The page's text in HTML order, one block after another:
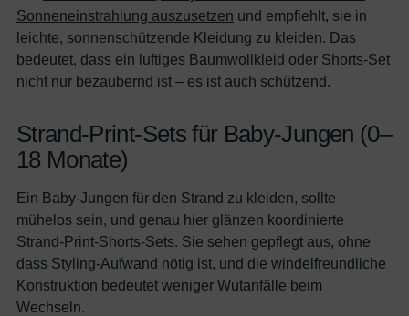
Sonneneinstrahlung auszusetzen und empfiehlt, sie in
leichte, sonnenschützende Kleidung zu kleiden. Das
bedeutet, dass ein luftiges Baumwollkleid oder Shorts-Set
nicht nur bezaubernd ist – es ist auch schützend.
Strand-Print-Sets für Baby-Jungen (0–
18 Monate)
Ein Baby-Jungen für den Strand zu kleiden, sollte
mühelos sein, und genau hier glänzen koordinierte
Strand-Print-Shorts-Sets. Sie sehen gepflegt aus, ohne
dass Styling-Aufwand nötig ist, und die windelfreundliche
Konstruktion bedeutet weniger Wutanfälle beim
Wechseln.